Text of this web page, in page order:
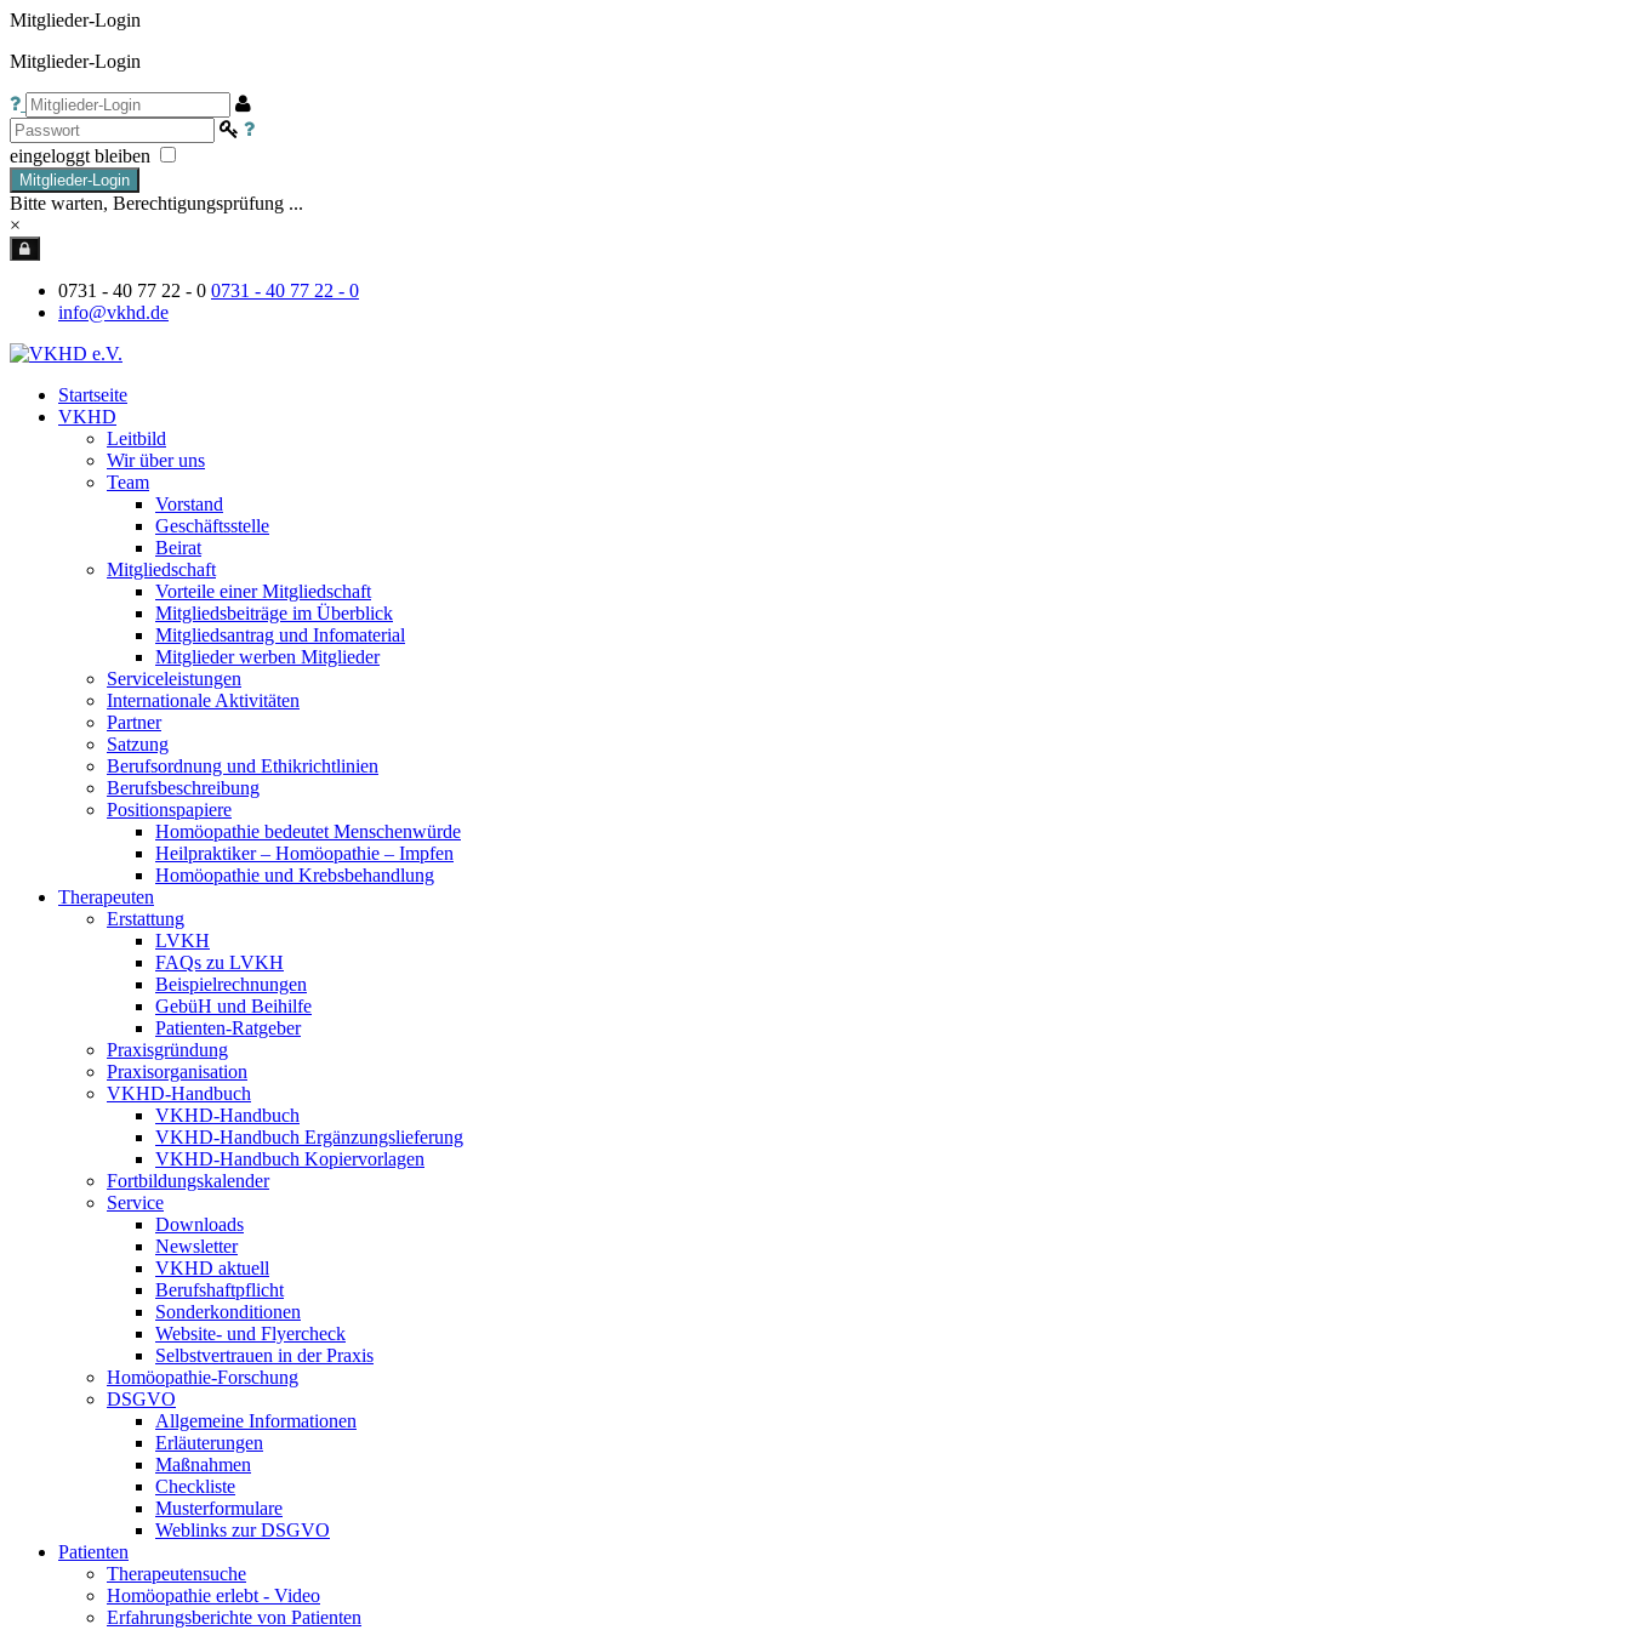
Mitglieder-Login
Mitglieder-Login
eingeloggt bleiben
Mitglieder-Login
Bitte warten, Berechtigungsprüfung ...
×
0731 - 40 77 22 - 0 0731 - 40 77 22 - 0
info@vkhd.de
Startseite
VKHD
Leitbild
Wir über uns
Team
Vorstand
Geschäftsstelle
Beirat
Mitgliedschaft
Vorteile einer Mitgliedschaft
Mitgliedsbeiträge im Überblick
Mitgliedsantrag und Infomaterial
Mitglieder werben Mitglieder
Serviceleistungen
Internationale Aktivitäten
Partner
Satzung
Berufsordnung und Ethikrichtlinien
Berufsbeschreibung
Positionspapiere
Homöopathie bedeutet Menschenwürde
Heilpraktiker – Homöopathie – Impfen
Homöopathie und Krebsbehandlung
Therapeuten
Erstattung
LVKH
FAQs zu LVKH
Beispielrechnungen
GebüH und Beihilfe
Patienten-Ratgeber
Praxisgründung
Praxisorganisation
VKHD-Handbuch
VKHD-Handbuch
VKHD-Handbuch Ergänzungslieferung
VKHD-Handbuch Kopiervorlagen
Fortbildungskalender
Service
Downloads
Newsletter
VKHD aktuell
Berufshaftpflicht
Sonderkonditionen
Website- und Flyercheck
Selbstvertrauen in der Praxis
Homöopathie-Forschung
DSGVO
Allgemeine Informationen
Erläuterungen
Maßnahmen
Checkliste
Musterformulare
Weblinks zur DSGVO
Patienten
Therapeutensuche
Homöopathie erlebt - Video
Erfahrungsberichte von Patienten